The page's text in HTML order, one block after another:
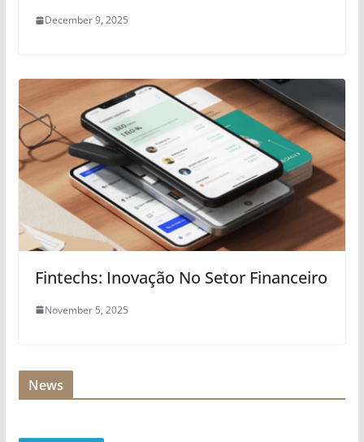
December 9, 2025
Fintechs: Inovação No Setor Financeiro
November 5, 2025
News